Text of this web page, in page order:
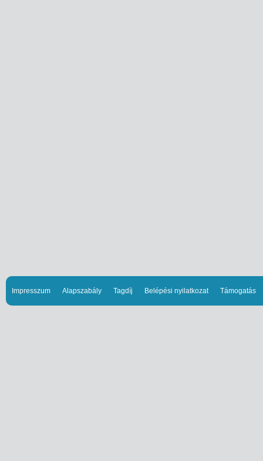
Impresszum Alapszabály Tagdíj Belépési nyilatkozat Támogatás